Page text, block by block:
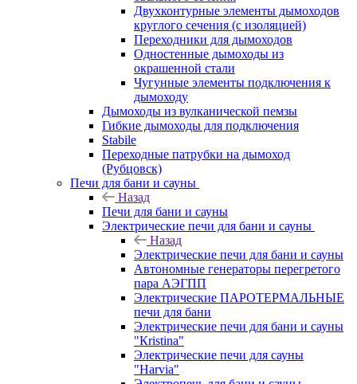
Двухконтурные элементы дымоходов
круглого сечения (с изоляцией)
Переходники для дымоходов
Одностенные дымоходы из
окрашенной стали
Чугунные элементы подключения к
дымоходу
Дымоходы из вулканической пемзы
Гибкие дымоходы для подключения
Stabile
Переходные патрубки на дымоход
(Рубцовск)
Печи для бани и сауны
Назад
Печи для бани и сауны
Электрические печи для бани и сауны
Назад
Электрические печи для бани и сауны
Автономные генераторы перегретого
пара АЭГПП
Электрические ПАРОТЕРМАЛЬНЫЕ
печи для бани
Электрические печи для бани и сауны
"Кristina"
Электрические печи для сауны
"Harvia"